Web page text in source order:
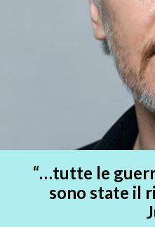
“…tutte le
sono state il